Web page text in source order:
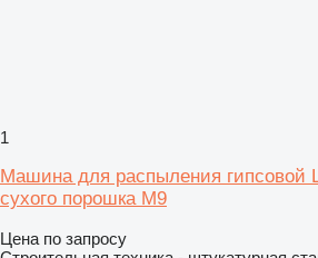
1
Машина для распыления гипсовой
сухого порошка M9
Цена по запросу